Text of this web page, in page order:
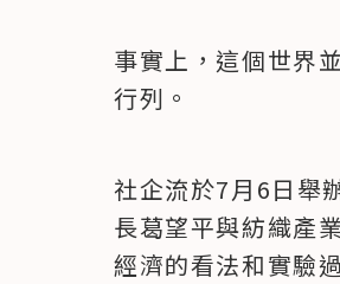
事實上，這個世界
行列。
社企流於7月6日舉
長葛望平與紡織產
經濟的看法和實驗